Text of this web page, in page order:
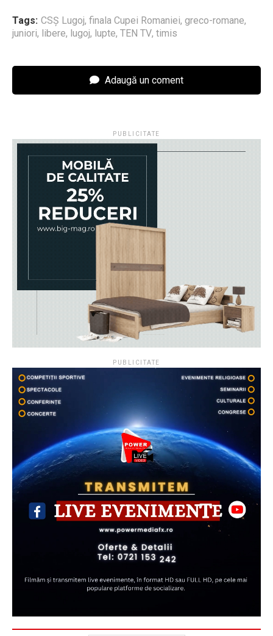
Tags: CSŞ Lugoj, finala Cupei Romaniei, greco-romane,
juniori, libere, lugoj, lupte, TEN TV, timis
Adaugă un coment
PUBLICITATE
PUBLICITATE